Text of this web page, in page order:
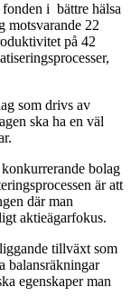
i bättre hälsa
motsvarande 22
på 42
som drivs av
ska ha en väl
bolag
är att
där man
aktieägarfokus.
tillväxt som
balansräkningar
egenskaper man